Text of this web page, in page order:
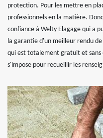
protection. Pour les mettre en
professionnels en la matière.
confiance à Welty Elagage qui a
la garantie d'un meilleur rendu de
qui est totalement gratuit et sans
s'impose pour recueillir les